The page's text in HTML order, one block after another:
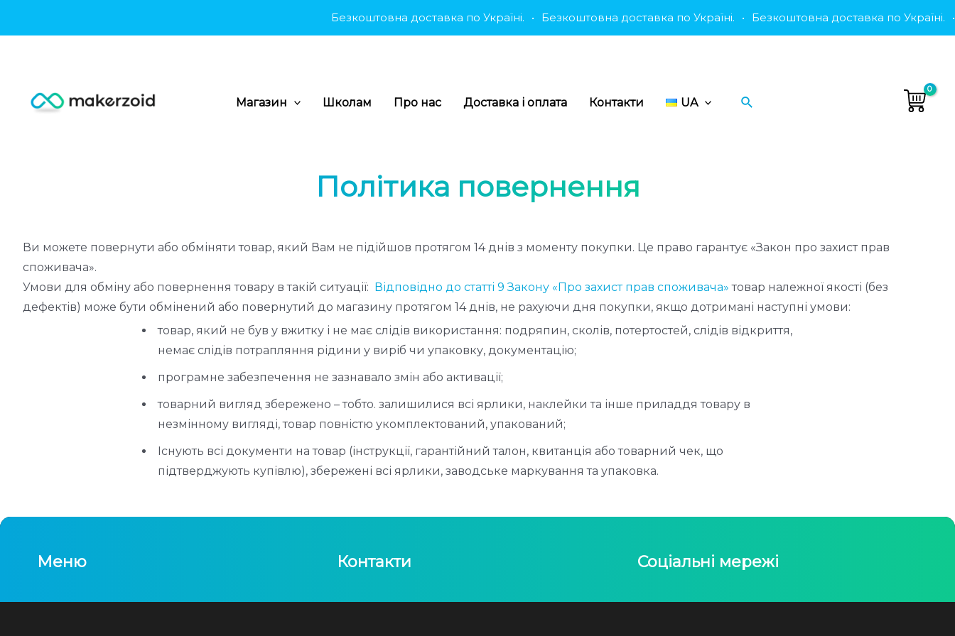
Безкоштовна доставка по Україні. Безкоштовна доставка по Україні. Безкоштовна доставка по Україні.
Магазин Школам Про нас Доставка і оплата Контакти UA Пошук
Політика повернення
Ви можете повернути або обміняти товар, який Вам не підійшов протягом 14 днів з моменту покупки. Це право гарантує «Закон про захист прав
споживача».
Умови для обміну або повернення товару в такій ситуації: Відповідно до статті 9 Закону «Про захист прав споживача» товар належної якості (без
дефектів) може бути обмінений або повернутий до магазину протягом 14 днів, не рахуючи дня покупки, якщо дотримані наступні умови:
товар, який не був у вжитку і не має слідів використання: подряпин, сколів, потертостей, слідів відкриття,
немає слідів потрапляння рідини у виріб чи упаковку, документацію;
програмне забезпечення не зазнавало змін або активації;
товарний вигляд збережено – тобто. залишилися всі ярлики, наклейки та інше приладдя товару в
незмінному вигляді, товар повністю укомплектований, упакований;
Існують всі документи на товар (інструкції, гарантійний талон, квитанція або товарний чек, що
підтверджують купівлю), збережені всі ярлики, заводське маркування та упаковка.
Меню Контакти Соціальні мережі